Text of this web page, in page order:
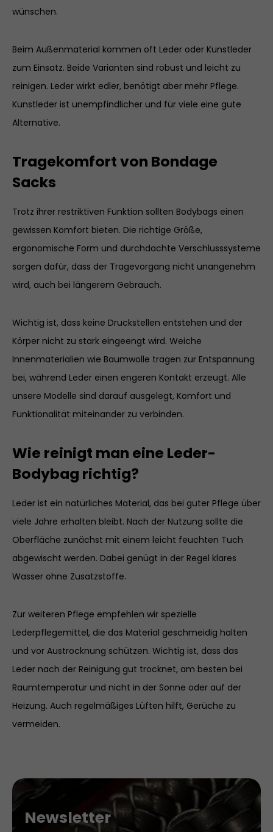
wünschen.
Beim Außenmaterial kommen oft Leder oder Kunstleder
zum Einsatz. Beide Varianten sind robust und leicht zu
reinigen. Leder wirkt edler, benötigt aber mehr Pflege.
Kunstleder ist unempfindlicher und für viele eine gute
Alternative.
Tragekomfort von Bondage
Sacks
Trotz ihrer restriktiven Funktion sollten Bodybags einen
gewissen Komfort bieten. Die richtige Größe,
ergonomische Form und durchdachte Verschlusssysteme
sorgen dafür, dass der Tragevorgang nicht unangenehm
wird, auch bei längerem Gebrauch.
Wichtig ist, dass keine Druckstellen entstehen und der
Körper nicht zu stark eingeengt wird. Weiche
Innenmaterialien wie Baumwolle tragen zur Entspannung
bei, während Leder einen engeren Kontakt erzeugt. Alle
unsere Modelle sind darauf ausgelegt, Komfort und
Funktionalität miteinander zu verbinden.
Wie reinigt man eine Leder-
Bodybag richtig?
Leder ist ein natürliches Material, das bei guter Pflege über
viele Jahre erhalten bleibt. Nach der Nutzung sollte die
Oberfläche zunächst mit einem leicht feuchten Tuch
abgewischt werden. Dabei genügt in der Regel klares
Wasser ohne Zusatzstoffe.
Zur weiteren Pflege empfehlen wir spezielle
Lederpflegemittel, die das Material geschmeidig halten
und vor Austrocknung schützen. Wichtig ist, dass das
Leder nach der Reinigung gut trocknet, am besten bei
Raumtemperatur und nicht in der Sonne oder auf der
Heizung. Auch regelmäßiges Lüften hilft, Gerüche zu
vermeiden.
Newsletter